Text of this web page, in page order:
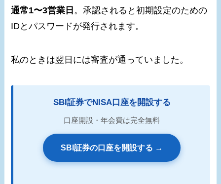
通常1〜3営業日 。承認されると初期設定のための
IDとパスワードが発行されます。
私のときは翌日には審査が通っていました。
SBI証券でNISA口座を開設する
口座開設・年会費は完全無料
SBI証券の口座を開設する →